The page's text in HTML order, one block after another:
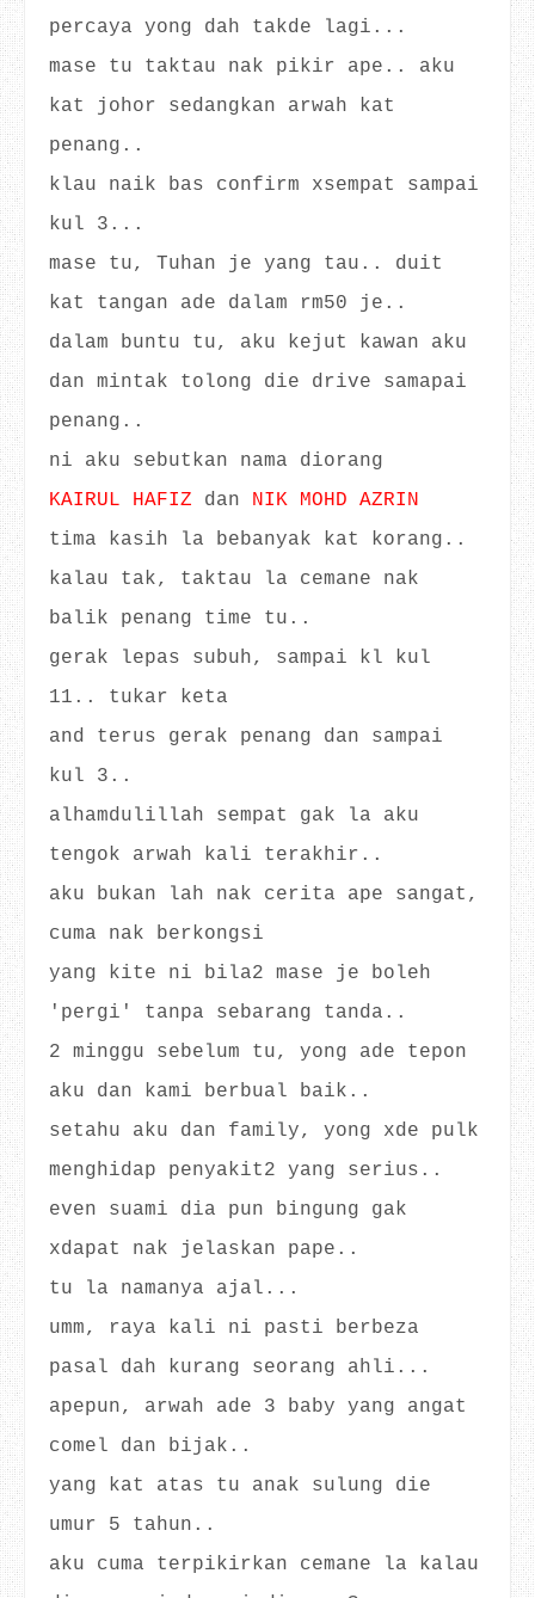
percaya yong dah takde lagi...
mase tu taktau nak pikir ape.. aku
kat johor sedangkan arwah kat
penang..
klau naik bas confirm xsempat sampai
kul 3...
mase tu, Tuhan je yang tau.. duit
kat tangan ade dalam rm50 je..
dalam buntu tu, aku kejut kawan aku
dan mintak tolong die drive samapai
penang..
ni aku sebutkan nama diorang
KAIRUL HAFIZ dan NIK MOHD AZRIN
tima kasih la bebanyak kat korang..
kalau tak, taktau la cemane nak
balik penang time tu..
gerak lepas subuh, sampai kl kul
11.. tukar keta
and terus gerak penang dan sampai
kul 3..
alhamdulillah sempat gak la aku
tengok arwah kali terakhir..
aku bukan lah nak cerita ape sangat,
cuma nak berkongsi
yang kite ni bila2 mase je boleh
'pergi' tanpa sebarang tanda..
2 minggu sebelum tu, yong ade tepon
aku dan kami berbual baik..
setahu aku dan family, yong xde pulk
menghidap penyakit2 yang serius..
even suami dia pun bingung gak
xdapat nak jelaskan pape..
tu la namanya ajal...
umm, raya kali ni pasti berbeza
pasal dah kurang seorang ahli...
apepun, arwah ade 3 baby yang angat
comel dan bijak..
yang kat atas tu anak sulung die
umur 5 tahun..
aku cuma terpikirkan cemane la kalau